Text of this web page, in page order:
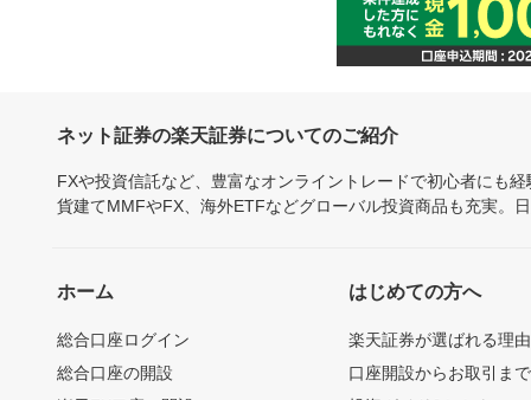
ネット証券の楽天証券についてのご紹介
FXや投資信託など、豊富なオンライントレードで初心者にも
貨建てMMFやFX、海外ETFなどグローバル投資商品も充実。
ホーム
総合口座ログイン
総合口座の開設
はじめての方へ
楽天証券が選ばれる理由
口座開設からお取引ま